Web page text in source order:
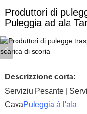
Produttori di
Puleggia ad ala
Descrizzione corta:
Serviziu Pesante |
CavaPuleggia à l'ala